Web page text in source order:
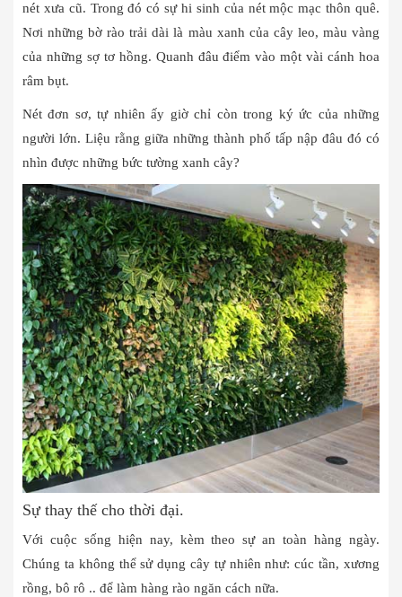
nét xưa cũ. Trong đó có sự hi sinh của nét mộc mạc thôn quê.
Nơi những bờ rào trải dài là màu xanh của cây leo, màu vàng
của những sợ tơ hồng. Quanh đâu điểm vào một vài cánh hoa
râm bụt.
Nét đơn sơ, tự nhiên ấy giờ chỉ còn trong ký ức của những
người lớn. Liệu rằng giữa những thành phố tấp nập đâu đó có
nhìn được những bức tường xanh cây?
Sự thay thế cho thời đại.
Với cuộc sống hiện nay, kèm theo sự an toàn hàng ngày.
Chúng ta không thể sử dụng cây tự nhiên như: cúc tần, xương
rồng, bô rô .. để làm hàng rào ngăn cách nữa.